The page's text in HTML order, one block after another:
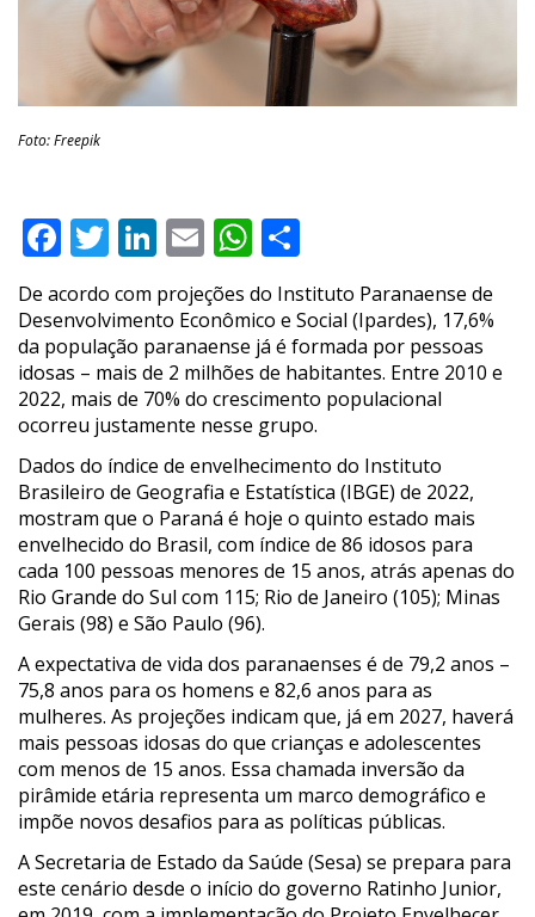
Foto: Freepik
Facebook
Twitter
LinkedIn
EmailWhatsApp
De acordo com projeções do Instituto Paranaense de
Desenvolvimento Econômico e Social (Ipardes), 17,6%
da população paranaense já é formada por pessoas
idosas – mais de 2 milhões de habitantes. Entre 2010 e
2022, mais de 70% do crescimento populacional
ocorreu justamente nesse grupo.
Dados do índice de envelhecimento do Instituto
Brasileiro de Geografia e Estatística (IBGE) de 2022,
mostram que o Paraná é hoje o quinto estado mais
envelhecido do Brasil, com índice de 86 idosos para
cada 100 pessoas menores de 15 anos, atrás apenas do
Rio Grande do Sul com 115; Rio de Janeiro (105); Minas
Gerais (98) e São Paulo (96).
A expectativa de vida dos paranaenses é de 79,2 anos –
75,8 anos para os homens e 82,6 anos para as
mulheres. As projeções indicam que, já em 2027, haverá
mais pessoas idosas do que crianças e adolescentes
com menos de 15 anos. Essa chamada inversão da
pirâmide etária representa um marco demográfico e
impõe novos desafios para as políticas públicas.
A Secretaria de Estado da Saúde (Sesa) se prepara para
este cenário desde o início do governo Ratinho Junior,